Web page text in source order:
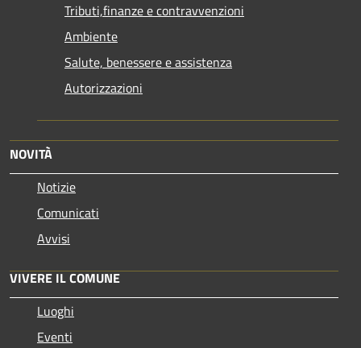
Tributi,finanze e contravvenzioni
Ambiente
Salute, benessere e assistenza
Autorizzazioni
NOVITÀ
Notizie
Comunicati
Avvisi
VIVERE IL COMUNE
Luoghi
Eventi